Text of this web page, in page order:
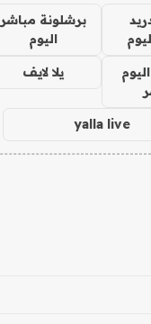
برشلونة مباشر
اليوم
يلا لايف
yalla live